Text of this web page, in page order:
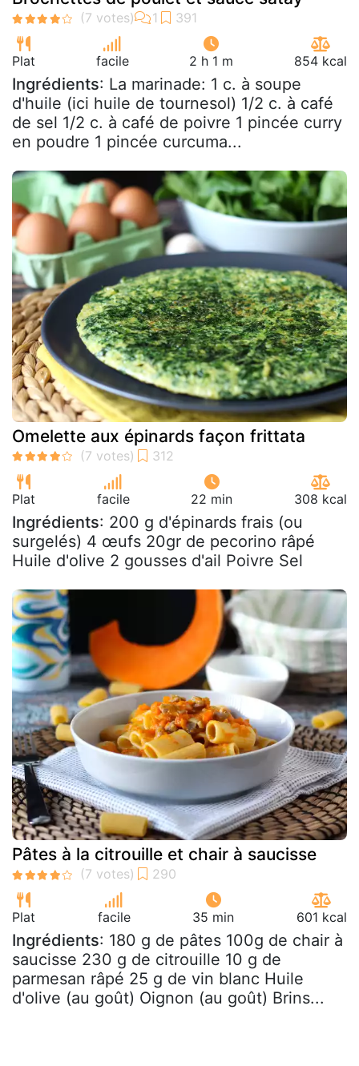
Plat facile 2 h 1 m 854 kcal
Ingrédients: La marinade: 1 c. à soupe
d'huile (ici huile de tournesol) 1/2 c. à café
de sel 1/2 c. à café de poivre 1 pincée curry
en poudre 1 pincée curcuma...
Omelette aux épinards façon frittata
Plat facile 22 min 308 kcal
Ingrédients: 200 g d'épinards frais (ou
surgelés) 4 œufs 20gr de pecorino râpé
Huile d'olive 2 gousses d'ail Poivre Sel
Pâtes à la citrouille et chair à saucisse
Plat facile 35 min 601 kcal
Ingrédients: 180 g de pâtes 100g de chair à
saucisse 230 g de citrouille 10 g de
parmesan râpé 25 g de vin blanc Huile
d'olive (au goût) Oignon (au goût) Brins...